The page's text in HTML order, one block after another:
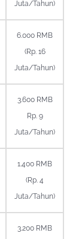
Juta/Tahun)
6.000 RMB
(Rp. 16
Juta/Tahun)
3.600 RMB
Rp. 9
Juta/Tahun)
1.400 RMB
(Rp. 4
Juta/Tahun)
3.200 RMB